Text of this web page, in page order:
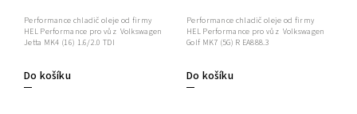
Do košíku
Performance chladič oleje od firmy
HEL Performance pro vůz Volkswagen
Jetta MK4 (16) 1.6/2.0 TDI
Do košíku
Performance chladič oleje od firmy
HEL Performance pro vůz Volkswagen
Golf MK7 (5G) R EA888.3